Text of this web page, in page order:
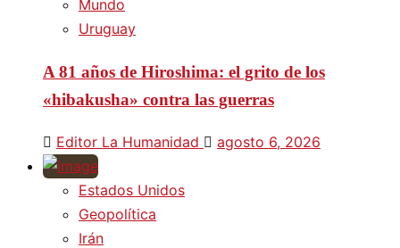
Mundo
Uruguay
A 81 años de Hiroshima: el grito de los
«hibakusha» contra las guerras
Editor La Humanidad agosto 6, 2026
Estados Unidos
Geopolítica
Irán